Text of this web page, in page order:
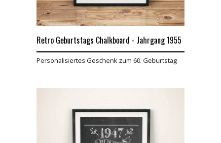
Retro Geburtstags Chalkboard - Jahrgang 1955
Personalisiertes Geschenk zum 60. Geburtstag